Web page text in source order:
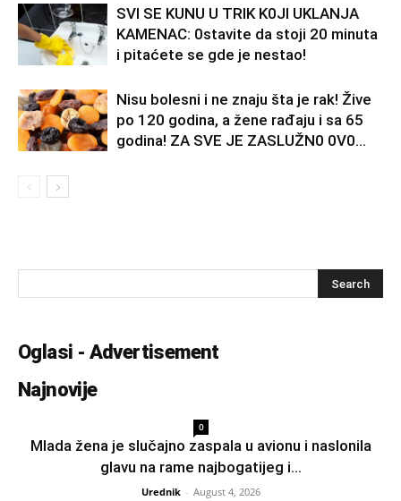
SVl SE KUNU U TRlK K0Jl UKLANJA
KAMENAC: 0stavite da stoji 20 minuta
i pitaćete se gde je nestao!
Nisu bolesni i ne znaju šta je rak! Žive
po 120 godina, a žene rađaju i sa 65
godina! ZA SVE JE ZASLUŽN0 0V0...
Oglasi - Advertisement
Najnovije
0
Mlada žena je slučajno zaspala u avionu i naslonila
glavu na rame najbogatijeg i...
Urednik - August 4, 2026